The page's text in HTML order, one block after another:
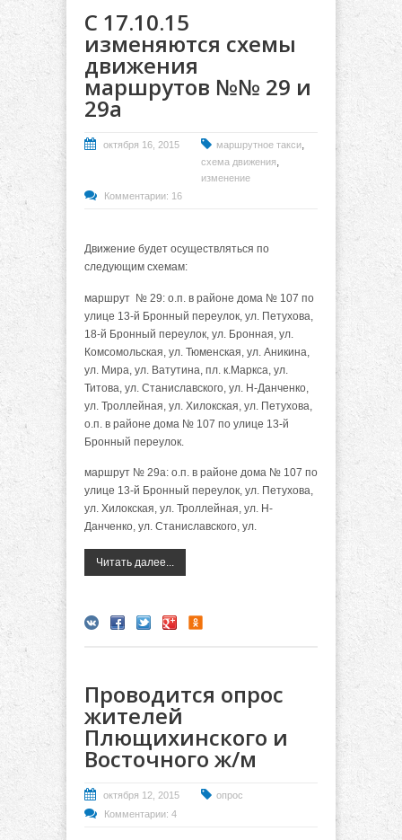
С 17.10.15
изменяются схемы
движения
маршрутов №№ 29 и
29а
октября 16, 2015 маршрутное такси,
схема движения,
изменение
Комментарии: 16
Движение будет осуществляться по
следующим схемам:
маршрут № 29: о.п. в районе дома № 107 по
улице 13-й Бронный переулок, ул. Петухова,
18-й Бронный переулок, ул. Бронная, ул.
Комсомольская, ул. Тюменская, ул. Аникина,
ул. Мира, ул. Ватутина, пл. к.Маркса, ул.
Титова, ул. Станиславского, ул. Н-Данченко,
ул. Троллейная, ул. Хилокская, ул. Петухова,
о.п. в районе дома № 107 по улице 13-й
Бронный переулок.
маршрут № 29а: о.п. в районе дома № 107 по
улице 13-й Бронный переулок, ул. Петухова,
ул. Хилокская, ул. Троллейная, ул. Н-
Данченко, ул. Станиславского, ул.
Читать далее...
Проводится опрос
жителей
Плющихинского и
Восточного ж/м
октября 12, 2015
опрос
Комментарии: 4